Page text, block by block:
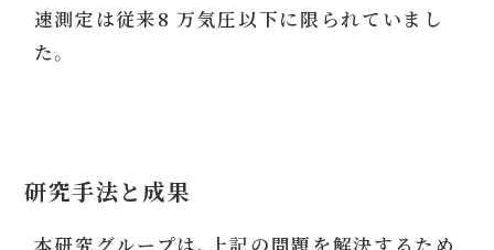
速測定は従来8 万気圧以下に限られていまし
た。
研究手法と成果
本研究グループは、上記の問題を解決するため